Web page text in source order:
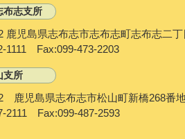
布志支所
鹿児島県志布志市志布志町志布志二
1111 Fax:099-473-2203
支所
鹿児島県志布志市松山町新橋268番
2111 Fax:099-487-2593